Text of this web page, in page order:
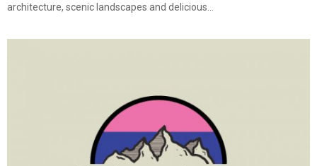
architecture, scenic landscapes and delicious...